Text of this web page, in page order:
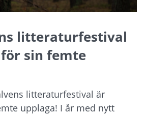
litteraturfestival
sin femte
litteraturfestival är
upplaga! I år med nytt